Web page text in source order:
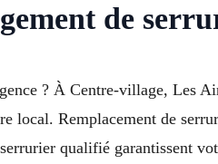
de
? À Centre-village, Les
local. Remplacement de
qualifié garantissent